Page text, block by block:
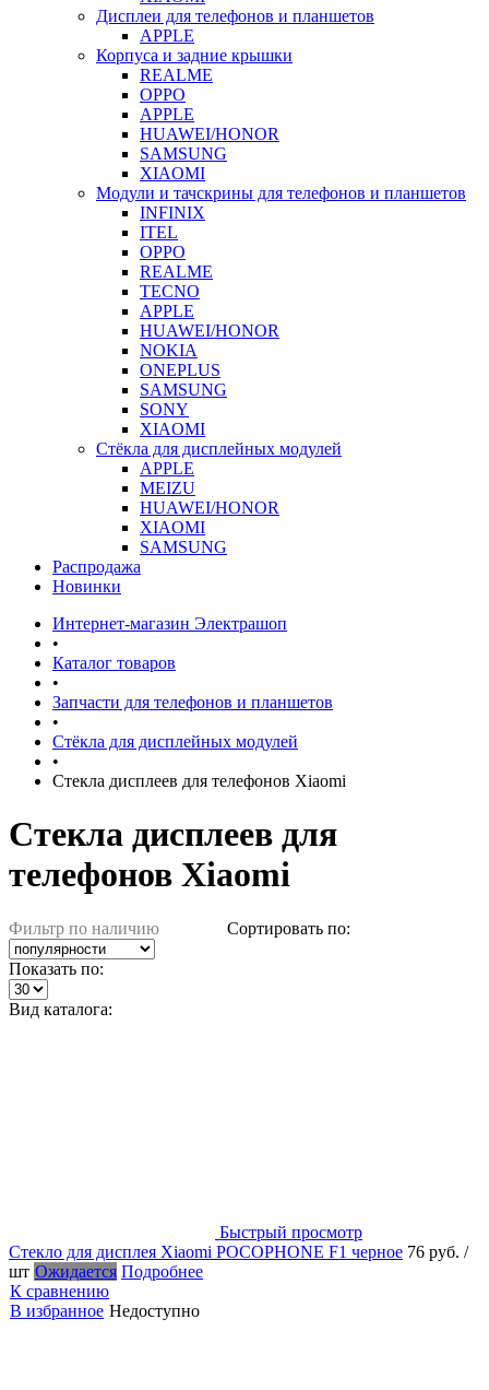
Дисплеи для телефонов и планшетов
APPLE
Корпуса и задние крышки
REALME
OPPO
APPLE
HUAWEI/HONOR
SAMSUNG
XIAOMI
Модули и тачскрины для телефонов и планшетов
INFINIX
ITEL
OPPO
REALME
TECNO
APPLE
HUAWEI/HONOR
NOKIA
ONEPLUS
SAMSUNG
SONY
XIAOMI
Стёкла для дисплейных модулей
APPLE
MEIZU
HUAWEI/HONOR
XIAOMI
SAMSUNG
Распродажа
Новинки
Интернет-магазин Электрашоп
•
Каталог товаров
•
Запчасти для телефонов и планшетов
•
Стёкла для дисплейных модулей
•
Стекла дисплеев для телефонов Xiaomi
Стекла дисплеев для
телефонов Xiaomi
Фильтр по наличию Сортировать по:
Показать по:
Вид каталога:
Быстрый просмотр
Стекло для дисплея Xiaomi POCOPHONE F1 черное 76 руб. /
шт Ожидается Подробнее
К сравнению
В избранное Недоступно